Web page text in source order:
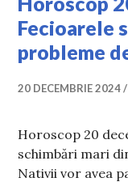
Fecioarele
probleme
20 DECEMBRIE 2024
Horoscop 20
schimbări mari
Nativii vor avea